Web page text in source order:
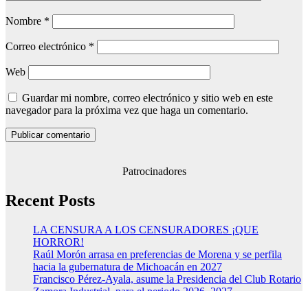
Nombre *
Correo electrónico *
Web
Guardar mi nombre, correo electrónico y sitio web en este
navegador para la próxima vez que haga un comentario.
Patrocinadores
Recent Posts
LA CENSURA A LOS CENSURADORES ¡QUE
HORROR!
Raúl Morón arrasa en preferencias de Morena y se perfila
hacia la gubernatura de Michoacán en 2027
Francisco Pérez-Ayala, asume la Presidencia del Club Rotario